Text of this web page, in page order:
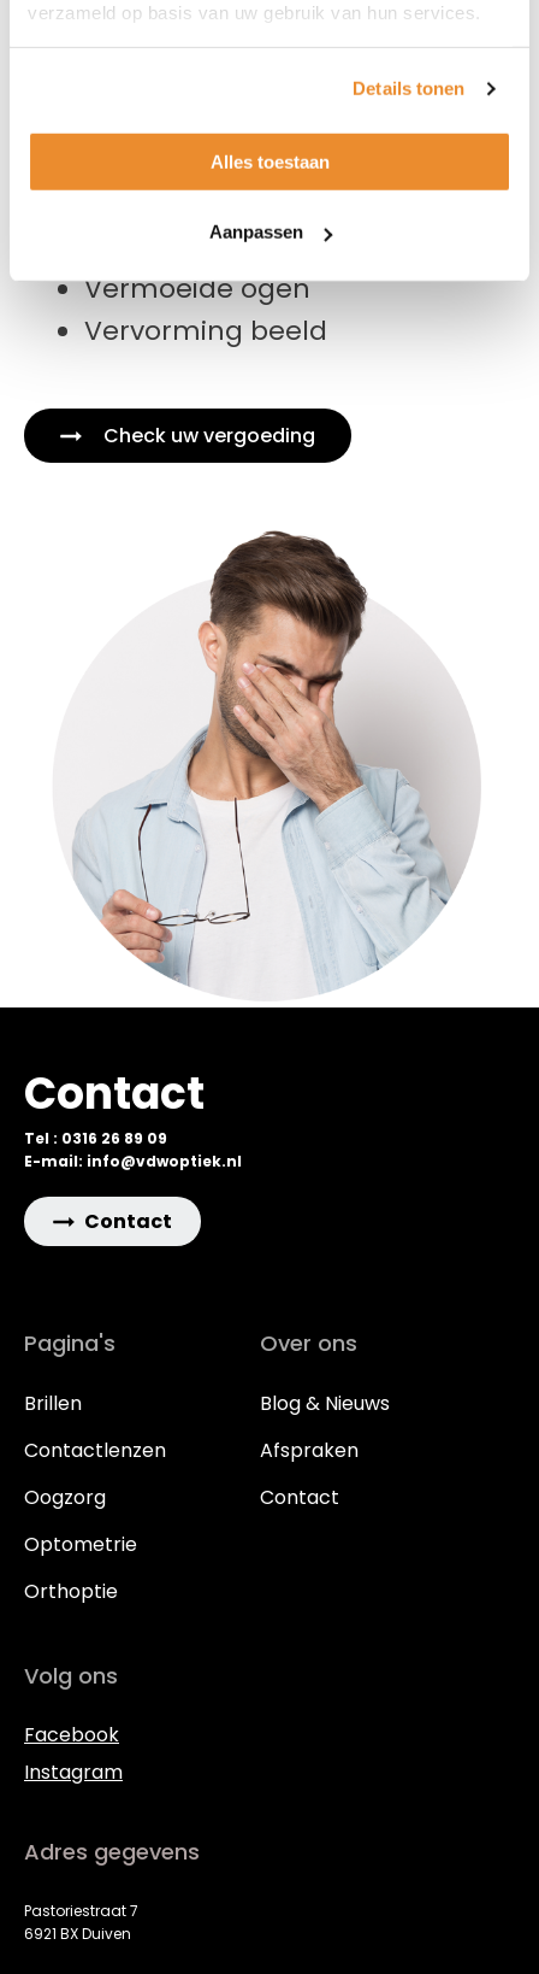
verzameld op basis van uw gebruik van hun services.
Details tonen
Alles toestaan
Aanpassen
Klachten
ongecorrigeerde cylindersterkte zijn:
Wisselende scherpte
Vermoeide ogen
Vervorming beeld
Check uw vergoeding
Contact
Tel : 0316 26 89 09
E-mail: info@vdwoptiek.nl
Contact
Pagina's
Brillen
Contactlenzen
Oogzorg
Optometrie
Orthoptie
Over ons
Blog & Nieuws
Afspraken
Contact
Volg ons
Facebook
Instagram
Adres gegevens
Pastoriestraat 7
6921 BX Duiven